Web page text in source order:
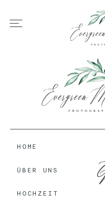
HOME
ÜBER UNS
HOCHZEIT